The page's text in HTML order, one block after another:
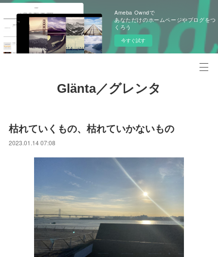
Ameba Owndで
あなただけのホームページやブログをつ
くろう
今すぐ試す
Glänta／グレンタ
枯れていくもの、枯れていかないもの
2023.01.14 07:08